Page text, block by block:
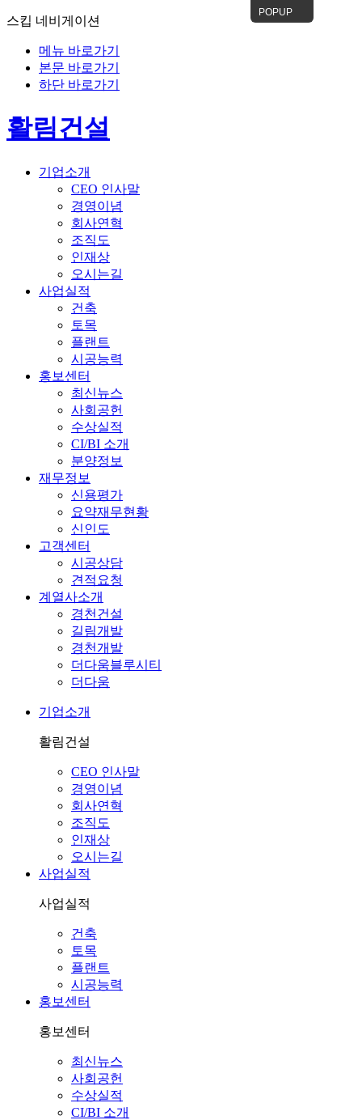
스킵 네비게이션
메뉴 바로가기
본문 바로가기
하단 바로가기
POPUP
활림건설
기업소개
CEO 인사말
경영이념
회사연혁
조직도
인재상
오시는길
사업실적
건축
토목
플랜트
시공능력
홍보센터
최신뉴스
사회공헌
수상실적
CI/BI 소개
분양정보
재무정보
신용평가
요약재무현황
신인도
고객센터
시공상담
견적요청
계열사소개
경천건설
길림개발
경천개발
더다움블루시티
더다움
기업소개
활림건설
CEO 인사말
경영이념
회사연혁
조직도
인재상
오시는길
사업실적
사업실적
건축
토목
플랜트
시공능력
홍보센터
홍보센터
최신뉴스
사회공헌
수상실적
CI/BI 소개